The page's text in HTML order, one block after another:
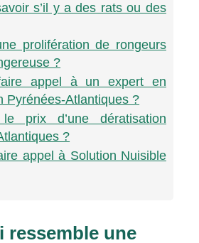
s’il y a des rats ou des
prolifération de rongeurs
?
appel à un expert en
Pyrénées-Atlantiques ?
prix d’une dératisation
?
appel à Solution Nuisible
ressemble une